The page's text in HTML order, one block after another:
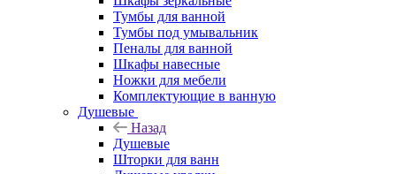
Тумбы для ванной
Тумбы под умывальник
Пеналы для ванной
Шкафы навесные
Ножки для мебели
Комплектующие в ванную
Душевые
Назад
Душевые
Шторки для ванн